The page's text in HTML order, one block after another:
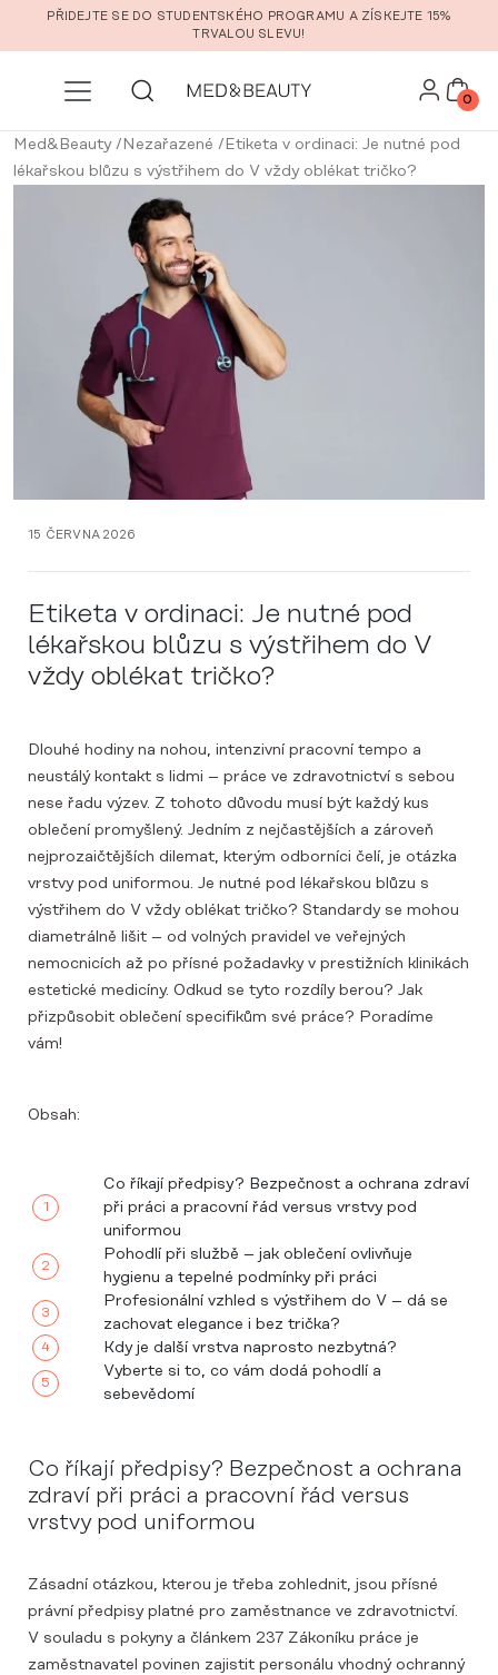
Přeskočit na hlavní obsah
PŘIDEJTE SE DO STUDENTSKÉHO PROGRAMU A ZÍSKEJTE 15%
TRVALOU SLEVU!
0
Med&Beauty/ Nezařazené / Etiketa v ordinaci: Je nutné pod
lékařskou blůzu s výstřihem do V vždy oblékat tričko?
15 ČERVNA 2026
Etiketa v ordinaci: Je nutné pod
lékařskou blůzu s výstřihem do V
vždy oblékat tričko?
Dlouhé hodiny na nohou, intenzivní pracovní tempo a
neustálý kontakt s lidmi – práce ve zdravotnictví s sebou
nese řadu výzev. Z tohoto důvodu musí být každý kus
oblečení promyšlený. Jedním z nejčastějších a zároveň
nejprozaičtějších dilemat, kterým odborníci čelí, je otázka
vrstvy pod uniformou. Je nutné pod lékařskou blůzu s
výstřihem do V vždy oblékat tričko? Standardy se mohou
diametrálně lišit – od volných pravidel ve veřejných
nemocnicích až po přísné požadavky v prestižních klinikách
estetické medicíny. Odkud se tyto rozdíly berou? Jak
přizpůsobit oblečení specifikům své práce? Poradíme
vám!
Obsah:
Co říkají předpisy? Bezpečnost a ochrana zdraví
při práci a pracovní řád versus vrstvy pod
uniformou
Pohodlí při službě – jak oblečení ovlivňuje
hygienu a tepelné podmínky při práci
Profesionální vzhled s výstřihem do V – dá se
zachovat elegance i bez trička?
Kdy je další vrstva naprosto nezbytná?
Vyberte si to, co vám dodá pohodlí a
sebevědomí
Co říkají předpisy? Bezpečnost a ochrana
zdraví při práci a pracovní řád versus
vrstvy pod uniformou
Zásadní otázkou, kterou je třeba zohlednit, jsou přísné
právní předpisy platné pro zaměstnance ve zdravotnictví.
V souladu s pokyny a článkem 237 Zákoníku práce je
zaměstnavatel povinen zajistit personálu vhodný ochranný